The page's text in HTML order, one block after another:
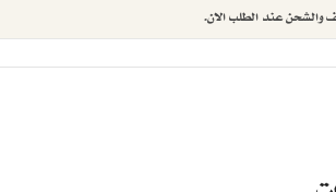
والشحن عند الطلب الان.